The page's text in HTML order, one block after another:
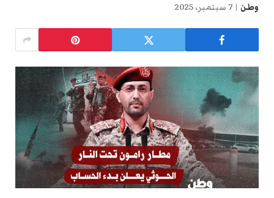
وطن 7 سبتمبر، 2025